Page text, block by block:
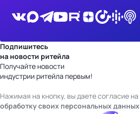
Подпишитесь
на новости ритейла
Получайте новости
индустрии ритейла первым!
Нажимая на кнопку, вы даете согласие на
обработку своих персональных данных